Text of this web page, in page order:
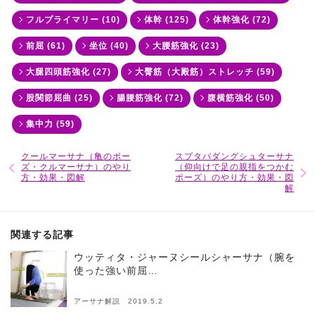
フルプライマリー (10) 体幹 (125) 体幹強化 (72)
前屈 (61) 坐位 (40) 大腰筋強化 (23)
大腿四頭筋強化 (27) 大臀筋（大殿筋）ストレッチ (59)
股関節屈曲 (25) 腸腰筋強化 (72) 腹横筋強化 (50)
集中力 (59)
クールマーサナ（亀のポー
ズ・クルマーサナ）のやり
方・効果・図解
スプタパダングシュターサナ
（仰向けで足の親指をつかむ
ポーズ）のやり方・効果・図
解
関連する記事
ウッティタ・ジャーヌシールシャーサナ（腕を
使った強い前屈…
アーサナ解説 2019.5.2